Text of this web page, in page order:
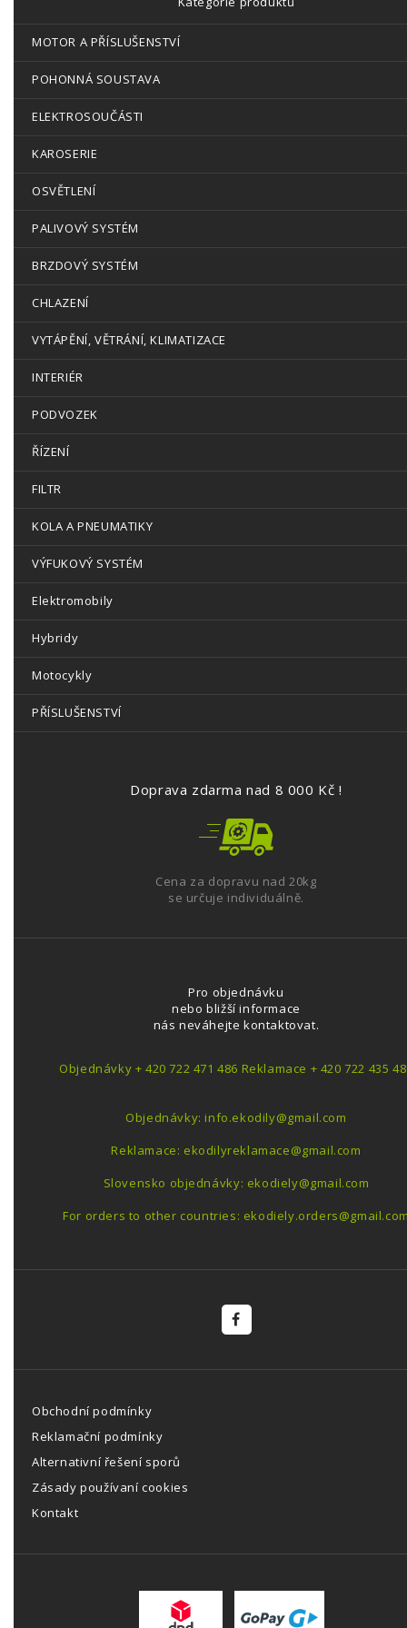
MOTOR A PŘÍSLUŠENSTVÍ
POHONNÁ SOUSTAVA
ELEKTROSOUČÁSTI
KAROSERIE
OSVĚTLENÍ
PALIVOVÝ SYSTÉM
BRZDOVÝ SYSTÉM
CHLAZENÍ
VYTÁPĚNÍ, VĚTRÁNÍ, KLIMATIZACE
INTERIÉR
PODVOZEK
ŘÍZENÍ
FILTR
KOLA A PNEUMATIKY
VÝFUKOVÝ SYSTÉM
Elektromobily
Hybridy
Motocykly
PŘÍSLUŠENSTVÍ
Doprava zdarma nad 8 000 Kč !
Cena za dopravu nad 20kg
se určuje individuálně.
Pro objednávku
nebo bližší informace
nás neváhejte kontaktovat.
Objednávky + 420 722 471 486 Reklamace + 420 722 435
Objednávky: info.ekodily@gmail.com
Reklamace: ekodilyreklamace@gmail.com
Slovensko objednávky: ekodiely@gmail.com
For orders to other countries:
Obchodní podmínky
Reklamační podmínky
Alternativní řešení sporů
Zásady používaní cookies
Kontakt